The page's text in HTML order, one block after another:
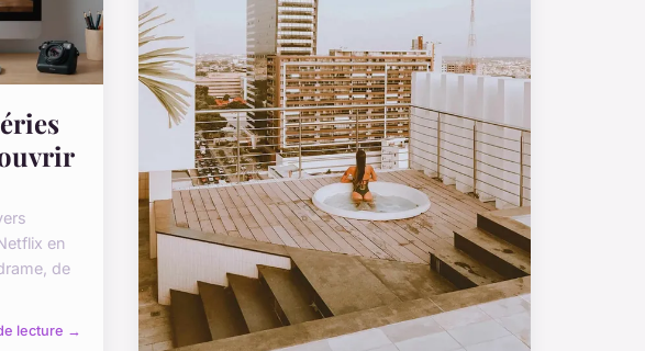
en
de
lecture →